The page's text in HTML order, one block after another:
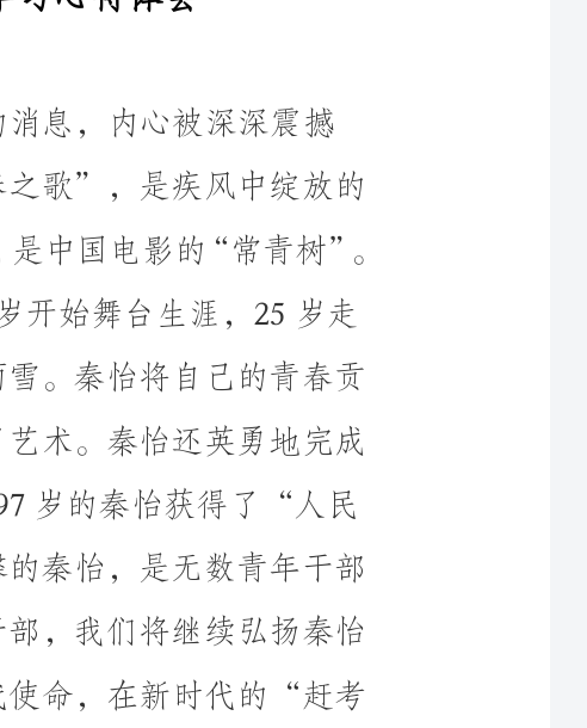
不是“为谋生”，而是“为理想”。10岁的秦怡在心中就种
玫瑰，用一辈子讴歌党，讴歌祖国，是中国电影的“常青树”。
择一事终其一生，秦怡从16岁开始舞台生涯，25岁走
献给了祖国，将自己的一生献给了艺术。秦怡还英勇地完成
党交付的秘密任务。在2019年，97岁的秦怡获得了“人民
艺术家”国家荣誉称号，德艺双馨的秦怡，是无数青年干部
学习的榜样。作为新时代的青年干部，我们将继续弘扬秦怡
路”上，真正做到坚定信念、有所追求，脚踏实地做有益于
国家和群众的事情，唱响自己“人生银幕”上的“不朽赞歌”。